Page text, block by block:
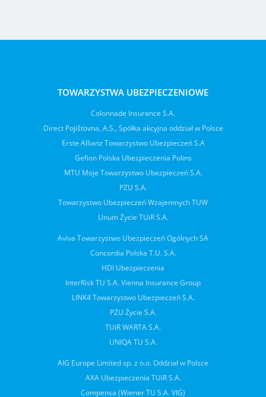
TOWARZYSTWA UBEZPIECZENIOWE
Colonnade Insurance S.A.
Direct Pojišťovna, A.S., Spółka akcyjna oddział w Polsce
Erste Allianz Towarzystwo Ubezpieczeń S.A
Gefion Polska Ubezpieczenia Polins
MTU Moje Towarzystwo Ubezpieczeń S.A.
PZU S.A.
Towarzystwo Ubezpieczeń Wzajemnych TUW
Unum Życie TUiR S.A.
Aviva Towarzystwo Ubezpieczeń Ogólnych SA
Concordia Polska T.U. S.A.
HDI Ubezpieczenia
InterRisk TU S.A. Vienna Insurance Group
LINK4 Towarzystwo Ubezpieczeń S.A.
PZU Życie S.A.
TUiR WARTA S.A.
UNIQA TU S.A.
AIG Europe Limited sp. z o.o. Oddział w Polsce
AXA Ubezpieczenia TUiR S.A.
Compensa (Wiener TU S.A. VIG)